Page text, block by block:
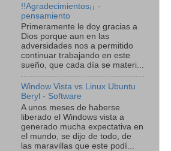
!!Agradecimientos¡¡ -
pensamiento
Primeramente le doy gracias a
Dios porque aun en las
adversidades nos a permitido
continuar trabajando en este
sueño, que cada día se materi...
Window Vista vs Linux Ubuntu
Beryl - Software
A unos meses de haberse
liberado el Windows vista a
generado mucha expectativa en
el mundo, se dijo de todo, de
las maravillas que este podí...